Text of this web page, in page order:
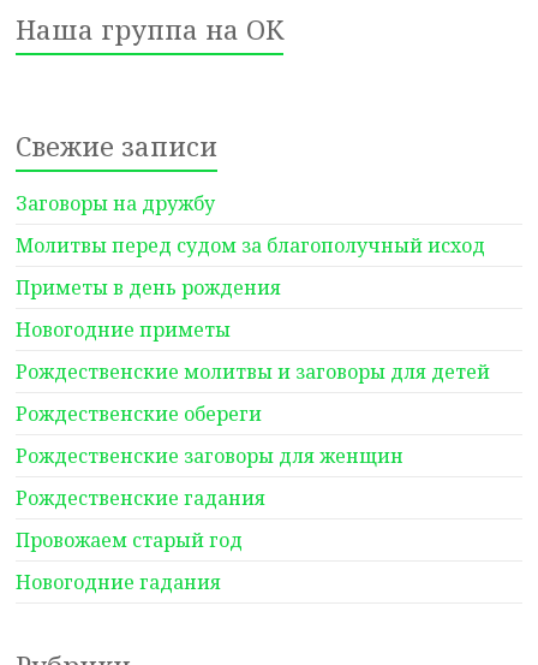
Наша группа на ОК
Свежие записи
Заговоры на дружбу
Молитвы перед судом за благополучный исход
Приметы в день рождения
Новогодние приметы
Рождественские молитвы и заговоры для детей
Рождественские обереги
Рождественские заговоры для женщин
Рождественские гадания
Провожаем старый год
Новогодние гадания